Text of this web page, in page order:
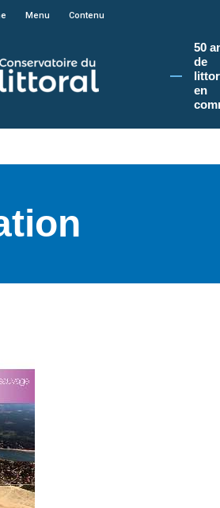
sur le site du Conservatoire du littoral, vous
Menu Contenu
50
de
en